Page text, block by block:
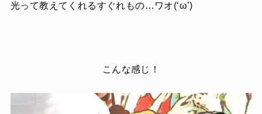
光って教えてくれるすぐれもの…ワオ(‘ω’)
こんな感じ！